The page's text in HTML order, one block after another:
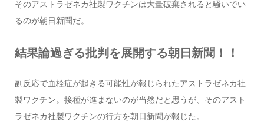
そのアストラゼネカ社製ワクチンは大量破棄されると騒いでい
るのが朝日新聞だ。
結果論過ぎる批判を展開する朝日新聞！！
副反応で血栓症が起きる可能性が報じられたアストラゼネカ社
製ワクチン。接種が進まないのが当然だと思うが、そのアスト
ラゼネカ社製ワクチンの行方を朝日新聞が報じた。